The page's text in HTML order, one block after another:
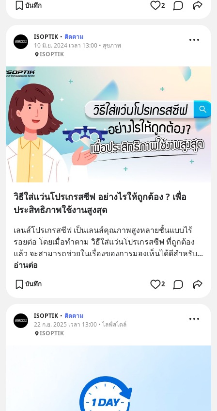
บันทึก 2
ISOPTIK • ติดตาม
10 มิ.ย. 2024 เวลา 13:00 • สุขภาพ
ISOPTIK
วิธีใส่แว่นโปรเกรสซีฟ อย่างไรให้ถูกต้อง ? เพื่อ
ประสิทธิภาพใช้งานสูงสุด
เลนส์โปรเกรสซีฟ เป็นเลนส์คุณภาพสูงหลายชั้นแบบไร้
รอยต่อ โดยเมื่อทำตาม วิธีใส่แว่นโปรเกรสซีฟ ที่ถูกต้อง
แล้ว จะสามารถช่วยในเรื่องของการมองเห็นได้ดีสำหรับ
อ่านต่อ
บันทึก 2
ISOPTIK • ติดตาม
22 ก.ย. 2025 เวลา 13:00 • ไลฟ์สไตล์
ISOPTIK